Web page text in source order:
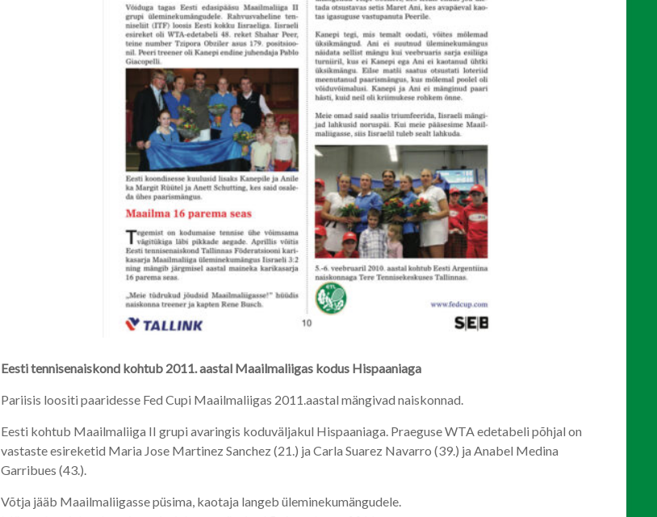
Eesti tennisenaiskond kohtub 2011. aastal Maailmaliigas kodus Hispaaniaga
Pariisis loositi paaridesse Fed Cupi Maailmaliigas 2011.aastal mängivad naiskonnad.
Eesti kohtub Maailmaliiga II grupi avaringis koduväljakul Hispaaniaga. Praeguse WTA edetabeli põhjal on
vastaste esireketid Maria Jose Martinez Sanchez (21.) ja Carla Suarez Navarro (39.) ja Anabel Medina
Garribues (43.).
Võtja jääb Maailmaliigasse püsima, kaotaja langeb üleminekumängudele.